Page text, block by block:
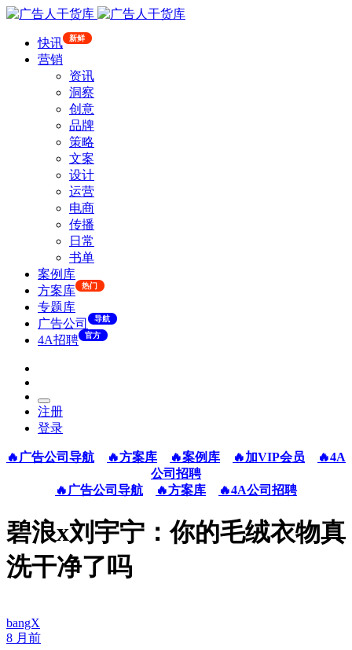
快讯 新鲜
营销
资讯
洞察
创意
品牌
策略
文案
设计
运营
电商
传播
日常
书单
案例库
方案库
热门
专题库
广告公司
导航
4A招聘 官方
注册
登录
🔥广告公司导航 🔥方案库 🔥案例库 🔥加VIP会员
🔥4A
公司招聘
🔥广告公司导航
🔥方案库 🔥4A公司招聘
碧浪x刘宇宁：你的毛绒衣物真
洗干净了吗
bangX
8 月前